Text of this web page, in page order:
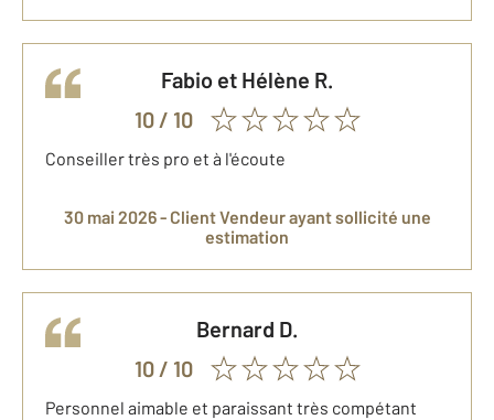
Fabio et Hélène R.
10/ 10
Conseiller très pro et à l'écoute
30 mai 2026 - Client Vendeurayant sollicité une
estimation
Bernard D.
10/ 10
Personnel aimable et paraissant très compétant